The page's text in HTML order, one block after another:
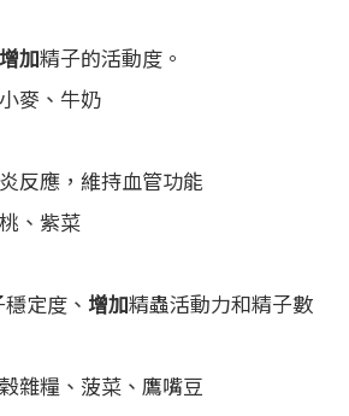
增加精子的活動度。
麥、牛奶
反應，維持血管功能
、紫菜
定度、 增加精蟲活動力和精子數
雜糧、菠菜、鷹嘴豆